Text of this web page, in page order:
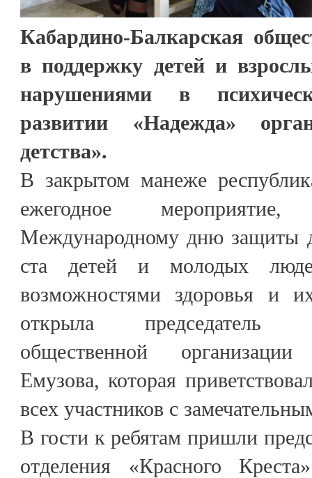
Кабардино-Балкарская
в поддержку детей и
нарушениями в
развитии «Надежда»
детства».
В закрытом манеже
ежегодное
Международному дню защиты
ста детей и молодых
возможностями здоровья и
открыла председатель
общественной
Емузова, которая
всех участников с
В гости к ребятам пришли
отделения «Красного